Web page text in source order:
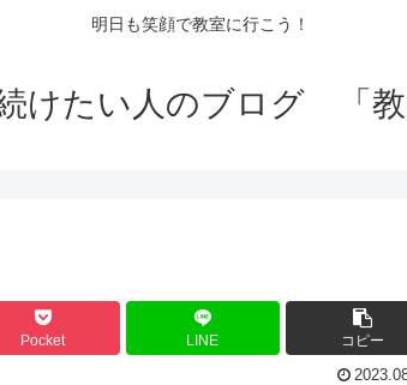
明日も笑顔で教室に行こう！
けたい人のブログ 「
Pocket LINE コピー